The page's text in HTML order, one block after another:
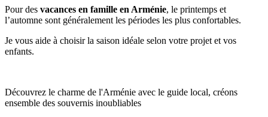
Pour des vacances en famille en Arménie, le printemps et
l’automne sont généralement les périodes les plus confortables.
Je vous aide à choisir la saison idéale selon votre projet et vos
enfants.
Découvrez le charme de l'Arménie avec le guide local, créons
ensemble des souvernis inoubliables